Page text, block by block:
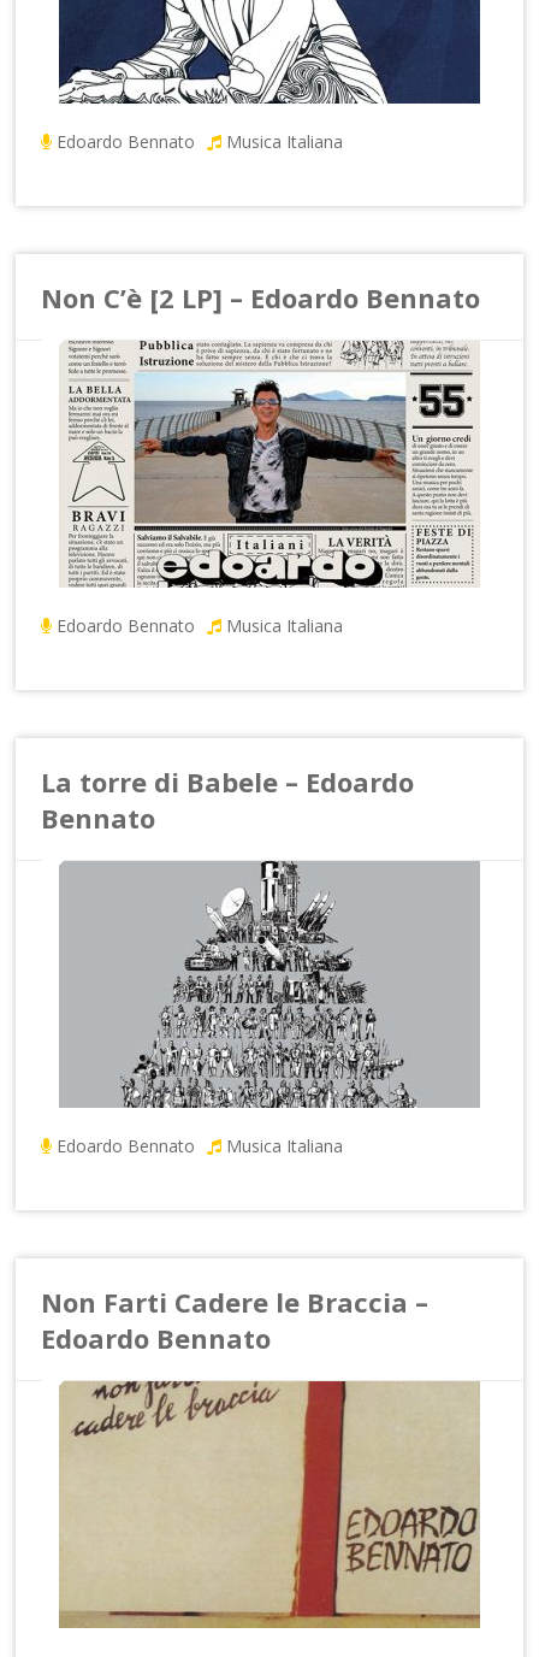
Edoardo Bennato Musica Italiana
Non C’è [2 LP] – Edoardo Bennato
Edoardo Bennato Musica Italiana
La torre di Babele – Edoardo
Bennato
Edoardo Bennato Musica Italiana
Non Farti Cadere le Braccia –
Edoardo Bennato